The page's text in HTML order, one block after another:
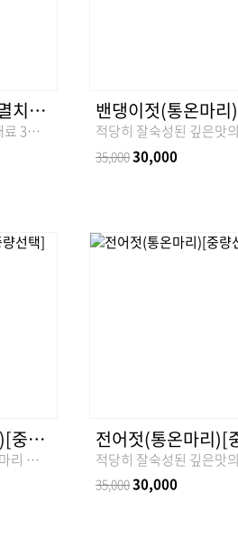
[진젓]4L대용량 멸치/황석어/갈치/[선택]
남도 김치의 맛! 필수재료 3년간 잘 숙성되어 녹아내려진 진한 진젓입니다.
35,00030,000
멸치젓(통온마리)[중량선택]
잘숙성된 깊은맛의 통마리 멸치젓!
35,00030,000